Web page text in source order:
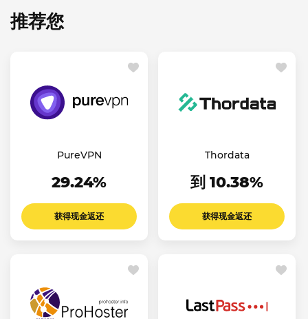
推荐您
PureVPN
29.24%
获得现金返还
Thordata
到 10.38%
获得现金返还